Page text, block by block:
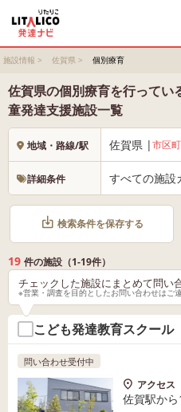
施設情報 > 佐賀県 > 個別療育
佐賀県の個別療育を行ってい
童発達支援施設一覧
地域・路線/駅 佐賀県 |市区
詳細条件 すべての施設
検索条件を保存する
19 件の施設（1-19件）
チェックした施設にまとめて問い
※営業・調査を目的としたお問い合わせはご
こども発達教育スクール
問い合わせ受付中
アクセス
佐賀駅か